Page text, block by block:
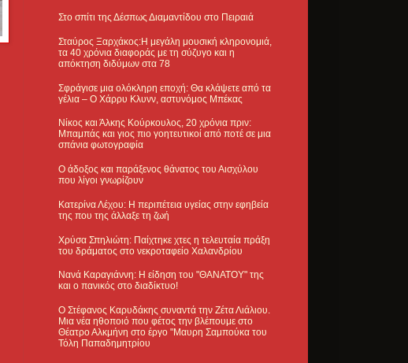
Στο σπίτι της Δέσπως Διαμαντίδου στο Πειραιά
Σταύρος Ξαρχάκος:Η μεγάλη μουσική κληρονομιά,
τα 40 χρόνια διαφοράς με τη σύζυγο και η
απόκτηση διδύμων στα 78
Σφράγισε μια ολόκληρη εποχή: Θα κλάψετε από τα
γέλια – Ο Χάρρυ Κλυνν, αστυνόμος Μπέκας
Νίκος και Άλκης Κούρκουλος, 20 χρόνια πριν:
Μπαμπάς και γιος πιο γοητευτικοί από ποτέ σε μια
σπάνια φωτογραφία
Ο άδοξος και παράξενος θάνατος του Αισχύλου
που λίγοι γνωρίζουν
Κατερίνα Λέχου: Η περιπέτεια υγείας στην εφηβεία
της που της άλλαξε τη ζωή
Χρύσα Σπηλιώτη: Παίχτηκε χτες η τελευταία πράξη
του δράματος στο νεκροταφείο Χαλανδρίου
Νανά Καραγιάννη: Η είδηση του "ΘΑΝΑΤΟΥ" της
και ο πανικός στο διαδίκτυο!
Ο Στέφανος Καρυδάκης συναντά την Ζέτα Λιάλιου.
Μια νέα ηθοποιό που φέτος την βλέπουμε στο
Θέατρο Αλκμήνη στο έργο "Μαυρη Σαμπούκα του
Τόλη Παπαδημητρίου